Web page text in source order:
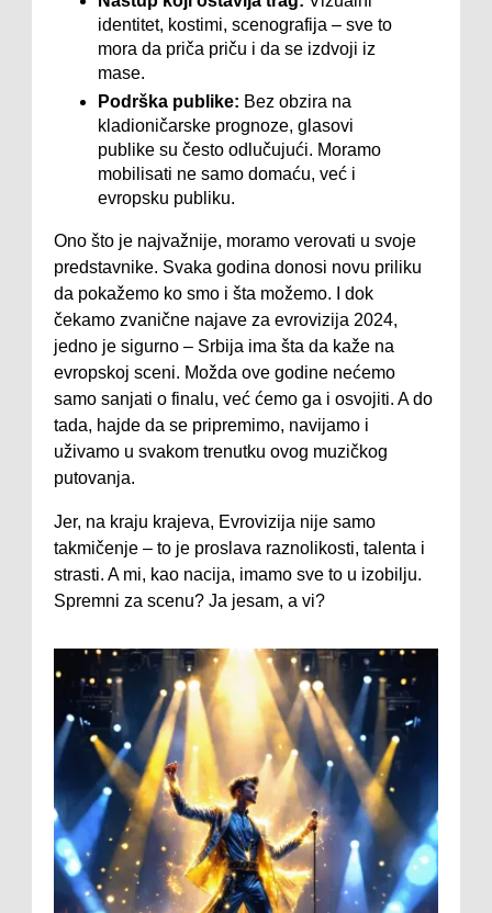
identitet, kostimi, scenografija – sve to
mora da priča priču i da se izdvoji iz
mase.
Podrška publike: Bez obzira na
kladioničarske prognoze, glasovi
publike su često odlučujući. Moramo
mobilisati ne samo domaću, već i
evropsku publiku.
Ono što je najvažnije, moramo verovati u svoje
predstavnike. Svaka godina donosi novu priliku
da pokažemo ko smo i šta možemo. I dok
čekamo zvanične najave za evrovizija 2024,
jedno je sigurno – Srbija ima šta da kaže na
evropskoj sceni. Možda ove godine nećemo
samo sanjati o finalu, već ćemo ga i osvojiti. A do
tada, hajde da se pripremimo, navijamo i
uživamo u svakom trenutku ovog muzičkog
putovanja.
Jer, na kraju krajeva, Evrovizija nije samo
takmičenje – to je proslava raznolikosti, talenta i
strasti. A mi, kao nacija, imamo sve to u izobilju.
Spremni za scenu? Ja jesam, a vi?